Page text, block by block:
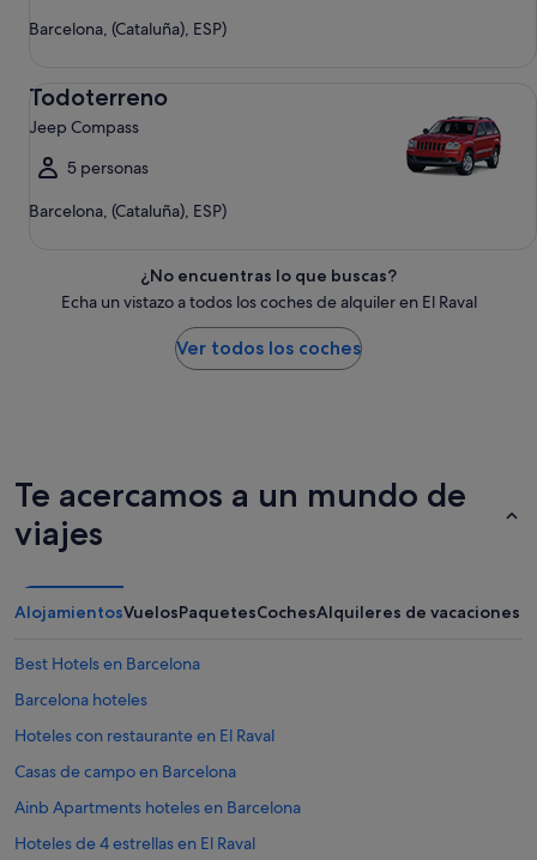
Barcelona, (Cataluña), ESP)
Todoterreno
Jeep Compass
5 personas
Barcelona, (Cataluña), ESP)
¿No encuentras lo que buscas?
Echa un vistazo a todos los coches de alquiler en El Raval
Ver todos los coches
Te acercamos a un mundo de
viajes
AlojamientosVuelosPaquetesCochesAlquileres de vacaciones
Best Hotels en Barcelona
Barcelona hoteles
Hoteles con restaurante en El Raval
Casas de campo en Barcelona
Ainb Apartments hoteles en Barcelona
Hoteles de 4 estrellas en El Raval